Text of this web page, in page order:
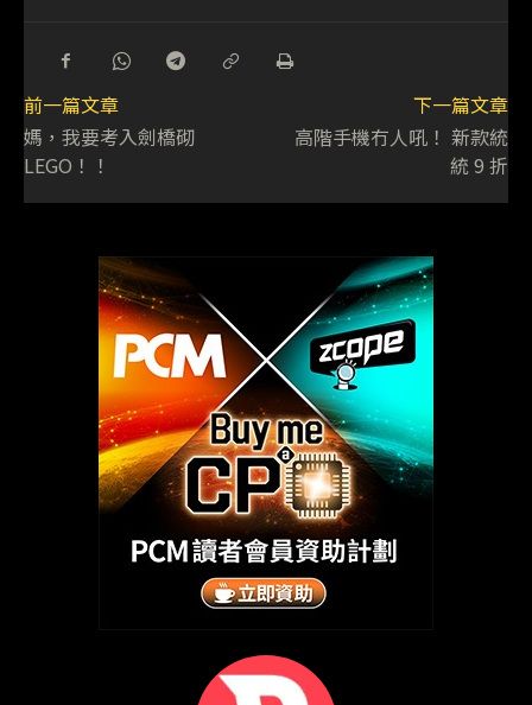
前一篇文章
媽，我要考入劍橋砌
LEGO！！
下一篇文章
高階手機冇人吼！ 新款統
統 9 折